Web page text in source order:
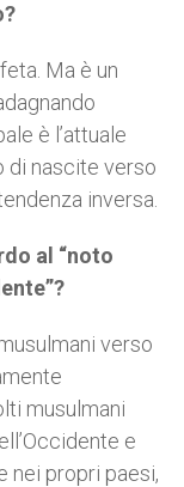
Ma è un
è l’attuale
di nascite verso
inversa.
al “noto
verso
musulmani
e
nei propri paesi,